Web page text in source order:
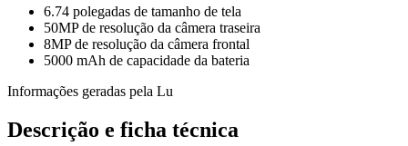
6.74 polegadas de tamanho de tela
50MP de resolução da câmera traseira
8MP de resolução da câmera frontal
5000 mAh de capacidade da bateria
Informações geradas pela Lu
Descrição e ficha técnica